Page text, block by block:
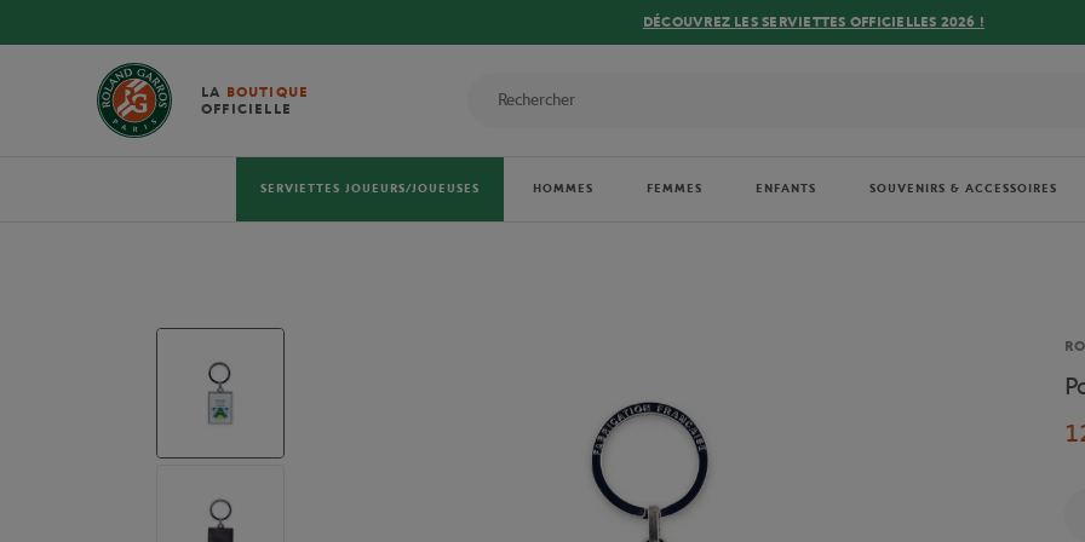
DÉCOUVREZ LES SERVIETTES OFFICIELLES 2026 !
LA BOUTIQUE
OFFICIELLE
SERVIETTES JOUEURS/JOUEUSES HOMMES FEMMES ENFANTS SOUVENIRS & ACCESSOIRES